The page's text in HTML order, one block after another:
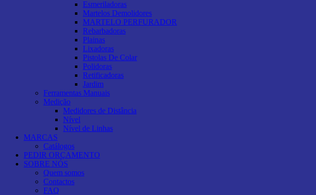
Esmeriladoras
Martelos Demolidores
MARTELO PERFURADOR
Rebarbadoras
Plainas
Lixadoras
Pistolas De Colar
Polidoras
Retificadoras
Jardim
Ferramentas Manuais
Medição
Medidores de Distância
Nível
Nível de Linhas
MARCAS
Catálogos
PEDIR ORÇAMENTO
SOBRE NÓS
Quem somos
Contactos
FAQ